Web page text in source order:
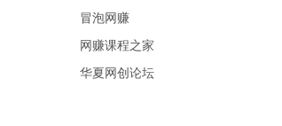
冒泡网赚
网赚课程之家
华夏网创论坛